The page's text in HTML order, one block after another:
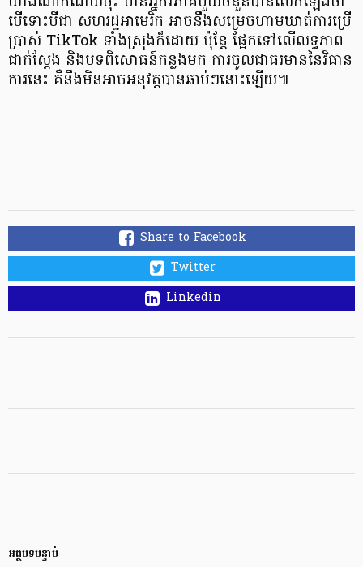
បើទោះបីជា សហរដ្ឋអាមេរិក អាចនឹងសម្រេចហាមឃាត់ការប្រើ
ប្រាស់ TikTok ទាំងស្រុងក៏ដោយ ប៉ុន្ដែ ផ្អែកទៅលើលទ្ធភាព
ជាក់ស្ដែង និងបទពិសោធន៍កន្លងមក ការចូលជាធរមាននៃវិធាន
ការនេះ គឺនឹងមិនអាចអនុវត្តបានឆាប់ៗនោះឡើយ៕
Share to Facebook
Twitter
Linkedin
អត្ថបទបន្ទាប់